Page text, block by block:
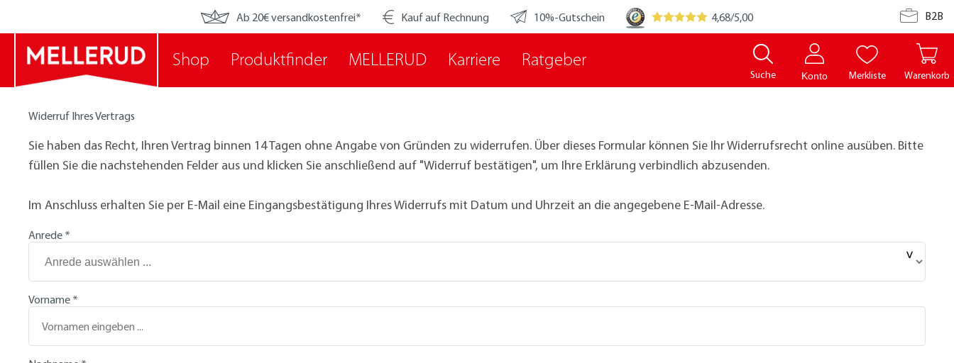
Ab 20€ versandkostenfrei* Kauf auf Rechnung 10%-Gutschein 4,68/5,00
Shop Produktfinder MELLERUD Karriere Ratgeber
Suche Konto Merkliste
B2B
Warenkorb
Widerruf Ihres Vertrags
Sie haben das Recht, Ihren Vertrag binnen 14 Tagen ohne Angabe von Gründen zu widerrufen. Über dieses Formular können Sie Ihr Widerrufsrecht online ausüben. Bitte
füllen Sie die nachstehenden Felder aus und klicken Sie anschließend auf "Widerruf bestätigen", um Ihre Erklärung verbindlich abzusenden.
Im Anschluss erhalten Sie per E-Mail eine Eingangsbestätigung Ihres Widerrufs mit Datum und Uhrzeit an die angegebene E-Mail-Adresse.
Anrede *
Vorname *